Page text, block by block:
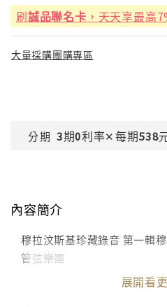
刷誠品聯名卡 ，天天享最高
大量採購團購專區
分期 3期0利率✕每期538
內容簡介
穆拉汶斯基珍藏錄音 第一輯
管弦樂團
展開看